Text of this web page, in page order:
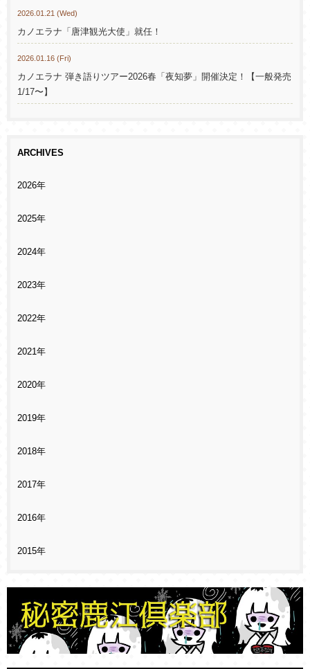
2026.01.21 (Wed)
カノエラナ「唐津観光大使」就任！
2026.01.16 (Fri)
カノエラナ 弾き語りツアー2026春「夜知夢」開催決定！【一般発売
1/17〜】
ARCHIVES
2026年
2025年
2024年
2023年
2022年
2021年
2020年
2019年
2018年
2017年
2016年
2015年